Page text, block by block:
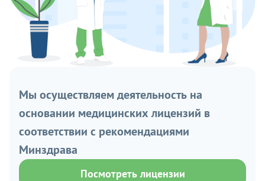
Мы осуществляем деятельность на
основании медицинских лицензий в
соответствии с рекомендациями
Минздрава
Посмотреть лицензии